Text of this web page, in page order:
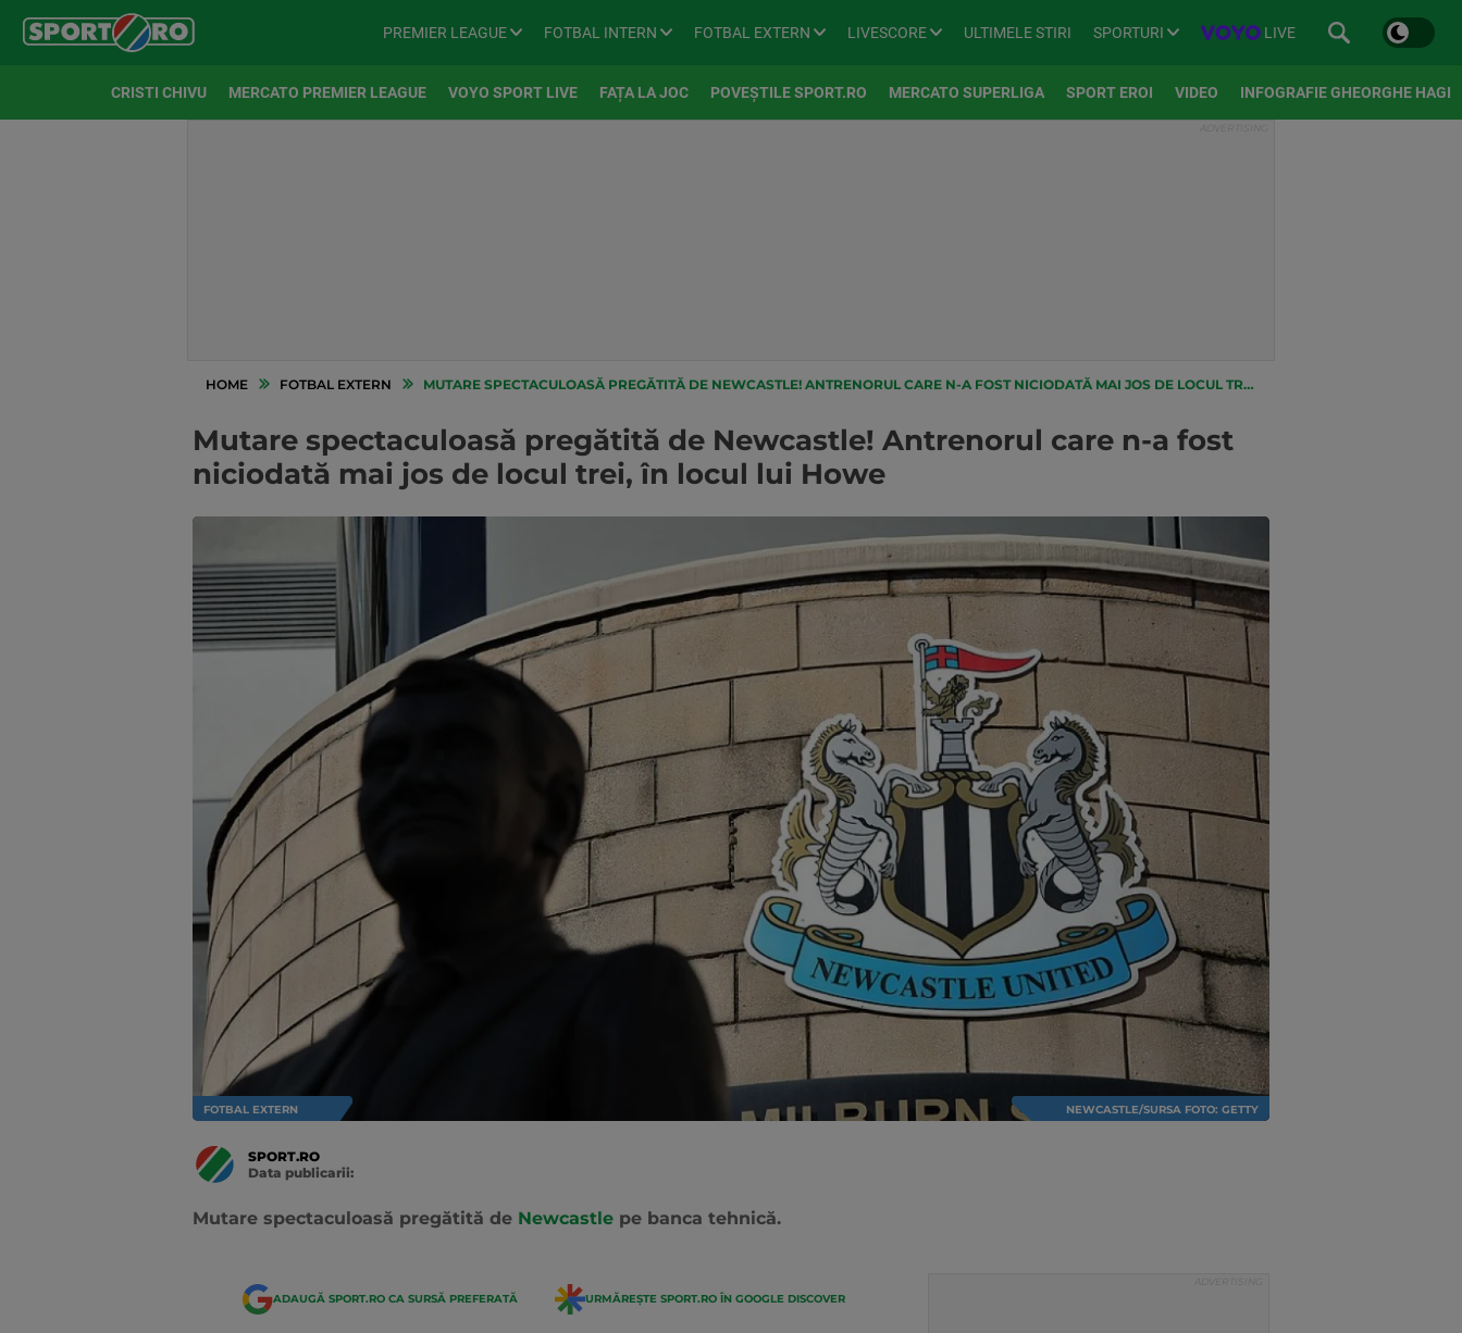
PREMIER LEAGUE FOTBAL INTERN FOTBAL EXTERN LIVESCORE ULTIMELE STIRI SPORTURI LIVE
CRISTI CHIVU MERCATO PREMIER LEAGUE VOYO SPORT LIVE FAȚA LA JOC POVEȘTILE SPORT.RO MERCATO SUPERLIGA SPORT EROI VIDEO INFOGRAFIE GHEORGHE HAGI
HOME FOTBAL EXTERN MUTARE SPECTACULOASĂ PREGĂTITĂ DE NEWCASTLE! ANTRENORUL CARE N-A FOST NICIODATĂ MAI JOS DE LOCUL TREI, ÎN LOCUL LUI HOWE
Mutare spectaculoasă pregătită de Newcastle! Antrenorul care n-a fost
niciodată mai jos de locul trei, în locul lui Howe
FOTBAL EXTERN NEWCASTLE/SURSA FOTO: GETTY
SPORT.RO
Data publicarii:
Mutare spectaculoasă pregătită de Newcastle pe banca tehnică.
ADAUGĂ SPORT.RO CA SURSĂ PREFERATĂ URMĂREȘTE SPORT.RO ÎN GOOGLE DISCOVER